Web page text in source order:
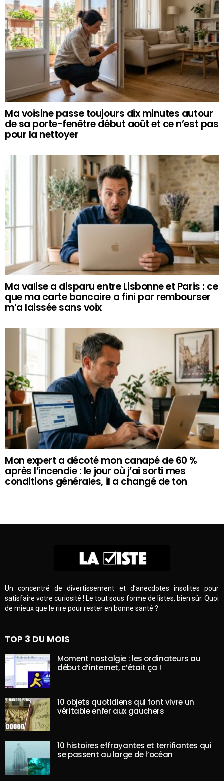
Ma voisine passe toujours dix minutes autour
de sa porte-fenêtre début août et ce n’est pas
pour la nettoyer
Ma valise a disparu entre Lisbonne et Paris : ce
que ma carte bancaire a fini par rembourser
m’a laissée sans voix
Mon expert a décoté mon canapé de 60 %
après l’incendie : le jour où j’ai sorti mes
conditions générales, il a changé de ton
Un concentré de divertissement et d’anecdotes insolites pour
satisfaire votre curiosité ! Le tout sous forme de listes, bien sûr. Quoi
de mieux que le rire pour rester en bonne santé ?
TOP 3 DU MOIS
Moment nostalgie : les ordinateurs au
début d’internet, c’était ça !
10 objets quotidiens qui font vivre un
véritable enfer aux gauchers
10 histoires effrayantes et terrifiantes qui
se passent au large de l’océan